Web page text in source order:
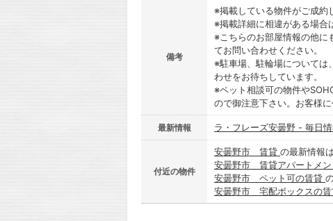
備考
※掲載している物件がご成約
※掲載詳細に相違がある場合
※こちらのお部屋情報の他に
てお問い合わせください。
※駐車場、駐輪場については
わせをお待ちしています。
※ペット相談可の物件や
ので御注意下さい。お客様
最新情報 ラ・フレーズ安曇野 - 毎日
付近の物件
安曇野市 賃貸 の最新情報
安曇野市 賃貸アパートメン
安曇野市 ペット可の賃貸
安曇野市 宅配ボックスの賃